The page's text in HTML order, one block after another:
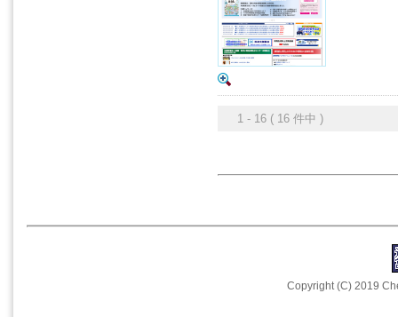
1 - 16 ( 16 件中 )
Copyright (C) 2019